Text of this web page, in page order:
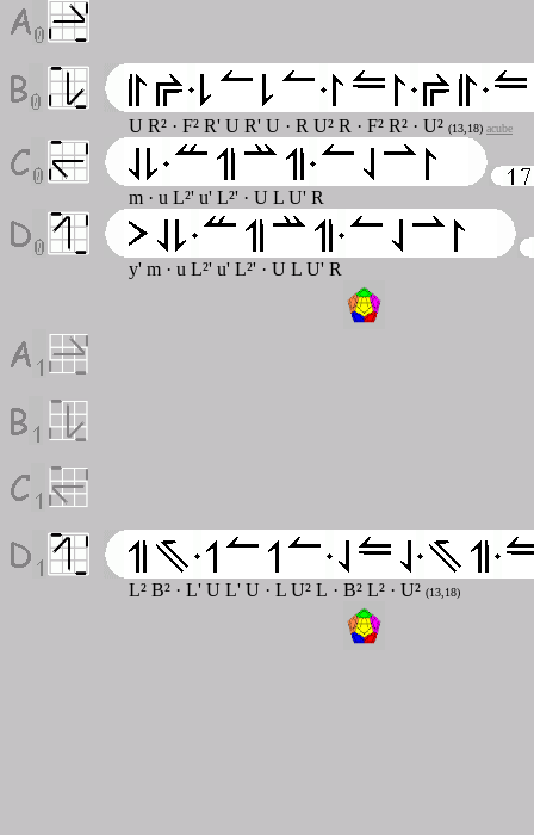
U R² · F² R' U R' U · R U² R · F² R² · U² (13,18) acube
m · u L²' u' L²' · U L U' R
y' m · u L²' u' L²' · U L U' R
L² B² · L' U L' U · L U² L · B² L² · U² (13,18)